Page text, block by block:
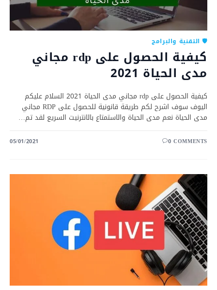
🛡️ التقنية والبرامج
كيفية الحصول على rdp مجاني
مدى الحياة 2021
كيفية الحصول على rdp مجاني مدى الحياة 2021 السلام عليكم
اليوف سوف اشرح لكم طريقة قانونية للحصول على RDP مجاني
مدى الحياة نعم مدى الحياة والاستمتاع بالانترنيت السريع لقد تم…
0 COMMENTS
05/01/2021